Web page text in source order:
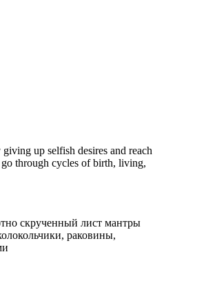
discovering sickness, old age, and
his privileged life to meditate and
up selfish desires and reach
through cycles of birth, living,
скрученный лист мантры
раковины,